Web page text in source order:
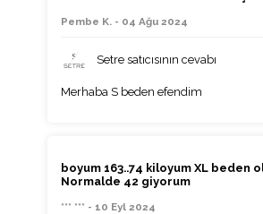
Pembe K. - 04 Ağu 2024
Setre satıcısının cevabı
Merhaba S beden efendim
boyum 163..74 kiloyum XL beden
Normalde 42 giyorum
*** *** - 10 Eyl 2024